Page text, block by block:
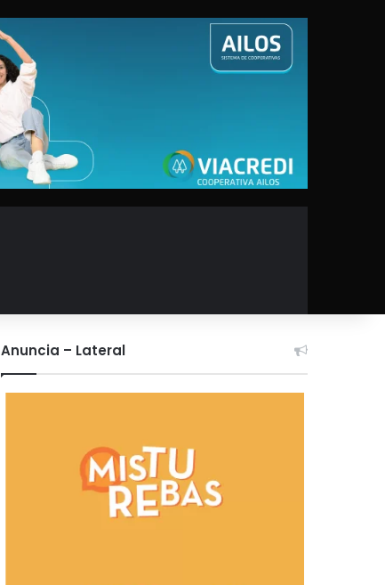
Anuncia – Lateral